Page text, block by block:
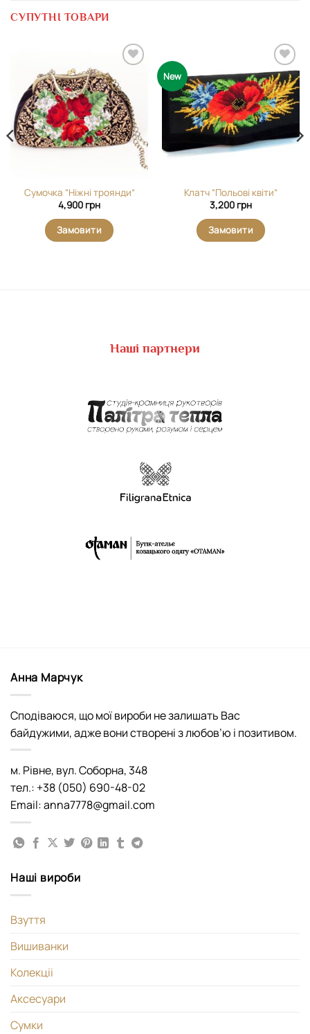
СУПУТНІ ТОВАРИ
Додати
виріб у
вибране
Сумочка “Ніжні троянди”
4,900 грн
Замовити
New
Додати
виріб у
вибране
Клатч “Польові квіти”
3,200 грн
Замовити
Наші партнери
Анна Марчук
Сподіваюся, що мої вироби не залишать Вас
байдужими, адже вони створені з любов’ю і позитивом.
м. Рівне, вул. Соборна, 348
тел.: +38 (050) 690-48-02
Email: anna7778@gmail.com
Наші вироби
Взуття
Вишиванки
Колекціі
Аксесуари
Сумки